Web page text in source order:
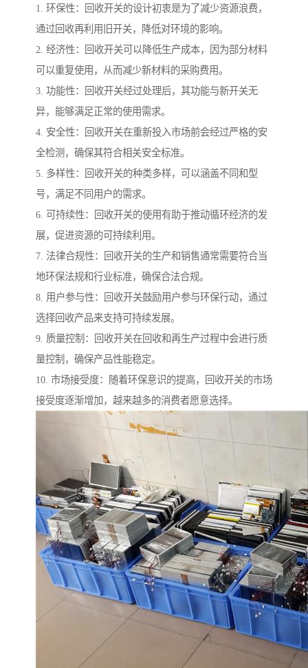
1. 环保性：回收开关的设计初衷是为了减少资源浪费，
通过回收再利用旧开关，降低对环境的影响。
2. 经济性：回收开关可以降低生产成本，因为部分材料
可以重复使用，从而减少新材料的采购费用。
3. 功能性：回收开关经过处理后，其功能与新开关无
异，能够满足正常的使用需求。
4. 安全性：回收开关在重新投入市场前会经过严格的安
全检测，确保其符合相关安全标准。
5. 多样性：回收开关的种类多样，可以涵盖不同和型
号，满足不同用户的需求。
6. 可持续性：回收开关的使用有助于推动循环经济的发
展，促进资源的可持续利用。
7. 法律合规性：回收开关的生产和销售通常需要符合当
地环保法规和行业标准，确保合法合规。
8. 用户参与性：回收开关鼓励用户参与环保行动，通过
选择回收产品来支持可持续发展。
9. 质量控制：回收开关在回收和再生产过程中会进行质
量控制，确保产品性能稳定。
10. 市场接受度：随着环保意识的提高，回收开关的市场
接受度逐渐增加，越来越多的消费者愿意选择。